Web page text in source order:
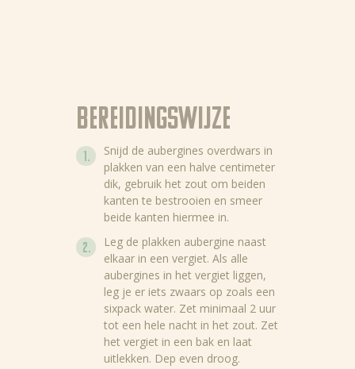
Bereidingswijze
Snijd de aubergines overdwars in
plakken van een halve centimeter
dik, gebruik het zout om beiden
kanten te bestrooien en smeer
beide kanten hiermee in.
Leg de plakken aubergine naast
elkaar in een vergiet. Als alle
aubergines in het vergiet liggen,
leg je er iets zwaars op zoals een
sixpack water. Zet minimaal 2 uur
tot een hele nacht in het zout. Zet
het vergiet in een bak en laat
uitlekken. Dep even droog.